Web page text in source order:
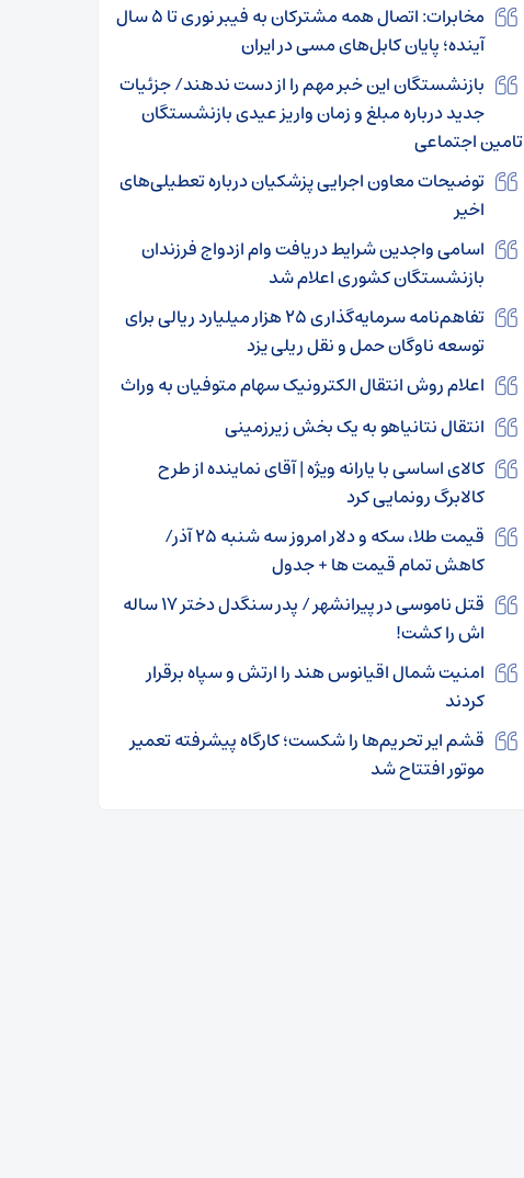
مخابرات: اتصال همه مشترکان به فیبر نوری تا ۵ سال
آینده؛ پایان کابل‌های مسی در ایران
بازنشستگان این خبر مهم را از دست ندهند/ جزئیات
جدید درباره مبلغ و زمان واریز عیدی بازنشستگان
تامین اجتماعی
توضیحات معاون اجرایی پزشکیان درباره تعطیلی‌های
اخیر
اسامی واجدین شرایط دریافت وام ازدواج فرزندان
بازنشستگان کشوری اعلام شد
تفاهم‌نامه سرمایه‌گذاری ۲۵ هزار میلیارد ریالی برای
توسعه ناوگان حمل و نقل ریلی یزد
اعلام روش انتقال الکترونیک سهام متوفیان به وراث
انتقال نتانیاهو به یک بخش زیرزمینی
کالای اساسی با یارانه ویژه | آقای نماینده از طرح
کالابرگ رونمایی کرد
قیمت طلا، سکه و دلار امروز سه شنبه ۲۵ آذر/
کاهش تمام قیمت ها + جدول
قتل ناموسی در پیرانشهر / پدر سنگدل دختر ۱۷ ساله
اش را کشت!
امنیت شمال اقیانوس هند را ارتش و سپاه ‌برقرار
کردند
قشم ایر تحریم‌ها را شکست؛ کارگاه پیشرفته تعمیر
موتور افتتاح شد